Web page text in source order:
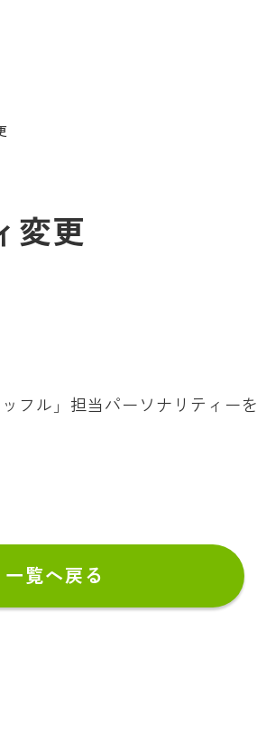
変更
フル」担当パーソナリティー
一覧へ戻る